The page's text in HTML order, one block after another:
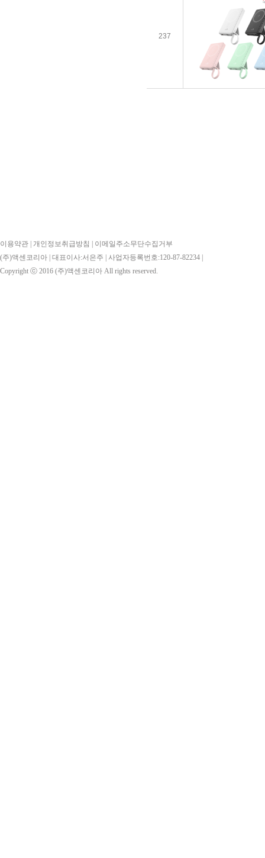
237
이용약관 개인정보취급방침
이메일주소무단수집거부
(주)액센코리아 | 대표이사:서은주 | 사업자등록번호:120-87-82234 |
Copyright ⓒ 2016 (주)액센코리아 All rights reserved.